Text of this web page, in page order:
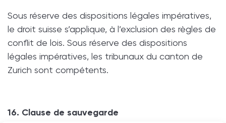
Sous réserve des dispositions légales impératives,
le droit suisse s’applique, à l’exclusion des règles de
conflit de lois. Sous réserve des dispositions
légales impératives, les tribunaux du canton de
Zurich sont compétents.
16. Clause de sauvegarde